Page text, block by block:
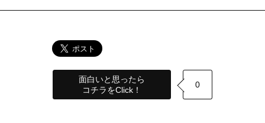
面白いと思ったら
コチラをClick！
0